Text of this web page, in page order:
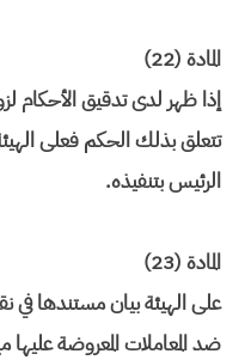
المادة (22)
إذا ظهر لدى تدقيق الأحكام
تتعلق بذلك الحكم فعلى
الرئيس بتنفيذه.
المادة (23)
على الهيئة بيان مستندها في
ضد المعاملات المعروضة